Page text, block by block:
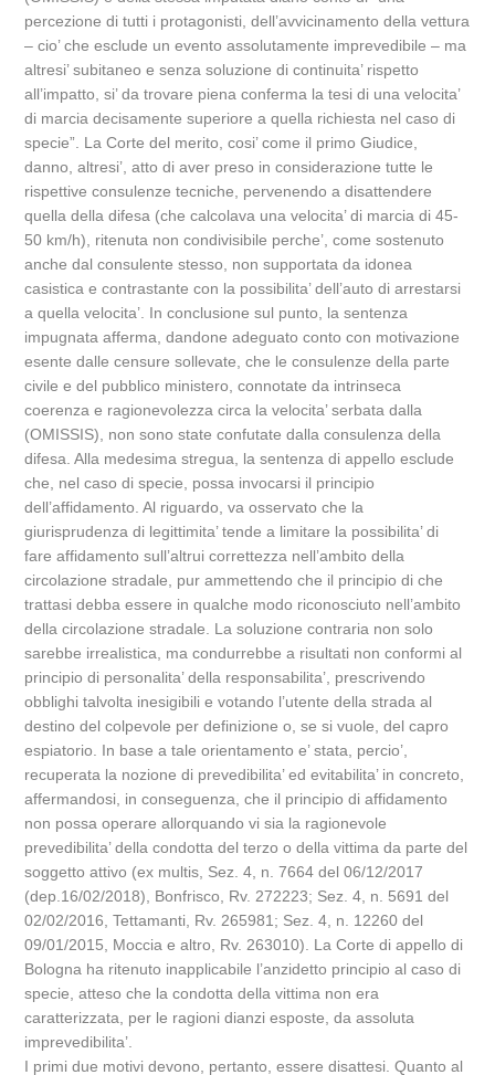
percezione di tutti i protagonisti, dell’avvicinamento della vettura
– cio’ che esclude un evento assolutamente imprevedibile – ma
altresi’ subitaneo e senza soluzione di continuita’ rispetto
all’impatto, si’ da trovare piena conferma la tesi di una velocita’
di marcia decisamente superiore a quella richiesta nel caso di
specie”. La Corte del merito, cosi’ come il primo Giudice,
danno, altresi’, atto di aver preso in considerazione tutte le
rispettive consulenze tecniche, pervenendo a disattendere
quella della difesa (che calcolava una velocita’ di marcia di 45-
50 km/h), ritenuta non condivisibile perche’, come sostenuto
anche dal consulente stesso, non supportata da idonea
casistica e contrastante con la possibilita’ dell’auto di arrestarsi
a quella velocita’. In conclusione sul punto, la sentenza
impugnata afferma, dandone adeguato conto con motivazione
esente dalle censure sollevate, che le consulenze della parte
civile e del pubblico ministero, connotate da intrinseca
coerenza e ragionevolezza circa la velocita’ serbata dalla
(OMISSIS), non sono state confutate dalla consulenza della
difesa. Alla medesima stregua, la sentenza di appello esclude
che, nel caso di specie, possa invocarsi il principio
dell’affidamento. Al riguardo, va osservato che la
giurisprudenza di legittimita’ tende a limitare la possibilita’ di
fare affidamento sull’altrui correttezza nell’ambito della
circolazione stradale, pur ammettendo che il principio di che
trattasi debba essere in qualche modo riconosciuto nell’ambito
della circolazione stradale. La soluzione contraria non solo
sarebbe irrealistica, ma condurrebbe a risultati non conformi al
principio di personalita’ della responsabilita’, prescrivendo
obblighi talvolta inesigibili e votando l’utente della strada al
destino del colpevole per definizione o, se si vuole, del capro
espiatorio. In base a tale orientamento e’ stata, percio’,
recuperata la nozione di prevedibilita’ ed evitabilita’ in concreto,
affermandosi, in conseguenza, che il principio di affidamento
non possa operare allorquando vi sia la ragionevole
prevedibilita’ della condotta del terzo o della vittima da parte del
soggetto attivo (ex multis, Sez. 4, n. 7664 del 06/12/2017
(dep.16/02/2018), Bonfrisco, Rv. 272223; Sez. 4, n. 5691 del
02/02/2016, Tettamanti, Rv. 265981; Sez. 4, n. 12260 del
09/01/2015, Moccia e altro, Rv. 263010). La Corte di appello di
Bologna ha ritenuto inapplicabile l’anzidetto principio al caso di
specie, atteso che la condotta della vittima non era
caratterizzata, per le ragioni dianzi esposte, da assoluta
imprevedibilita’.
I primi due motivi devono, pertanto, essere disattesi. Quanto al